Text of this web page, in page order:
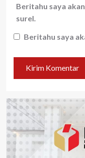
Beritahu saya
surel.
Beritahu saya